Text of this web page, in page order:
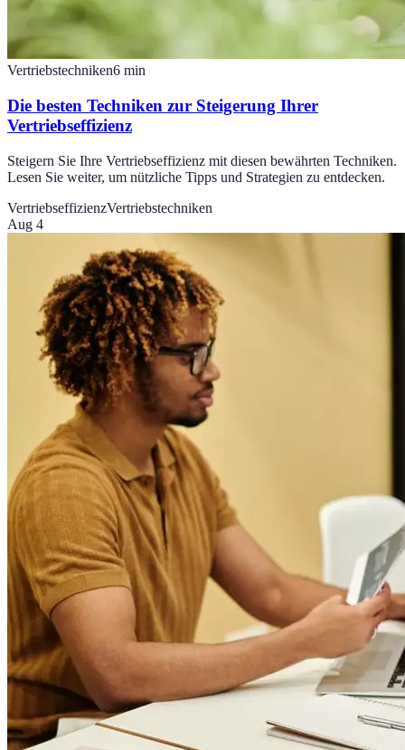
Vertriebstechniken6 min
Die besten Techniken zur Steigerung Ihrer
Vertriebseffizienz
Steigern Sie Ihre Vertriebseffizienz mit diesen bewährten Techniken.
Lesen Sie weiter, um nützliche Tipps und Strategien zu entdecken.
VertriebseffizienzVertriebstechniken
Aug 4